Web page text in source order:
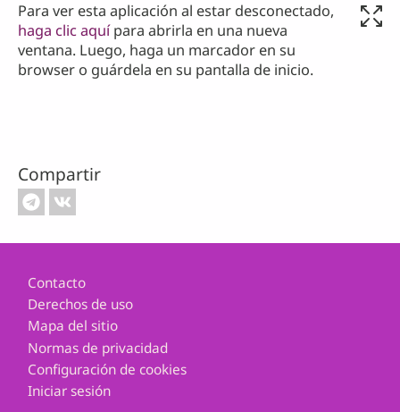
Para ver esta aplicación al estar desconectado,
haga clic aquípara abrirla en una nueva
ventana. Luego, haga un marcador en su
browser o guárdela en su pantalla de inicio.
Compartir
Footer
Contacto
Derechos de uso
Mapa del sitio
Normas de privacidad
Configuración de cookies
Iniciar sesión